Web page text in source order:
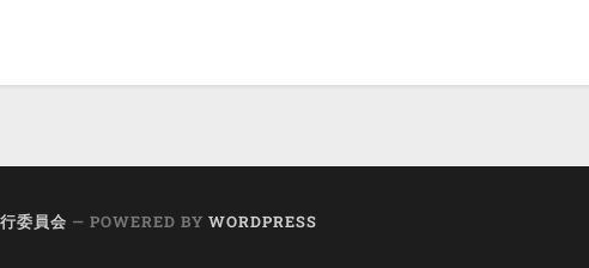
委員会 — POWERED BYWORDPRESS